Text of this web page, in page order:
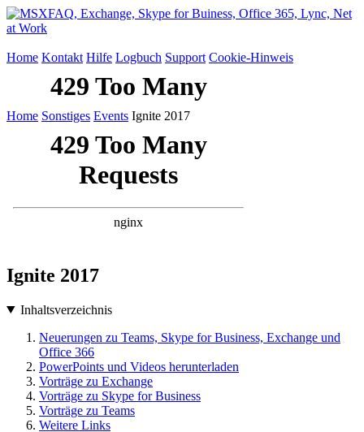
Home Kontakt Hilfe Logbuch Support Cookie-Hinweis
Home Sonstiges Events Ignite 2017
Ignite 2017
Inhaltsverzeichnis
Neuerungen zu Teams, Skype for Business, Exchange und
Office 366
PowerPoints und Videos herunterladen
Vorträge zu Exchange
Vorträge zu Skype for Business
Vorträge zu Teams
Weitere Links